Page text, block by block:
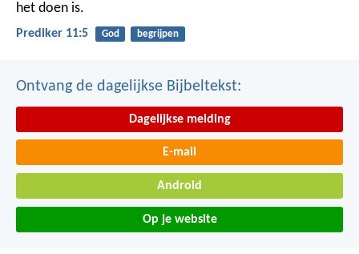
het doen is.
Prediker 11:5 God begrijpen
Ontvang de dagelijkse Bijbeltekst:
Dagelijkse melding
E-mail
Android
Op je website